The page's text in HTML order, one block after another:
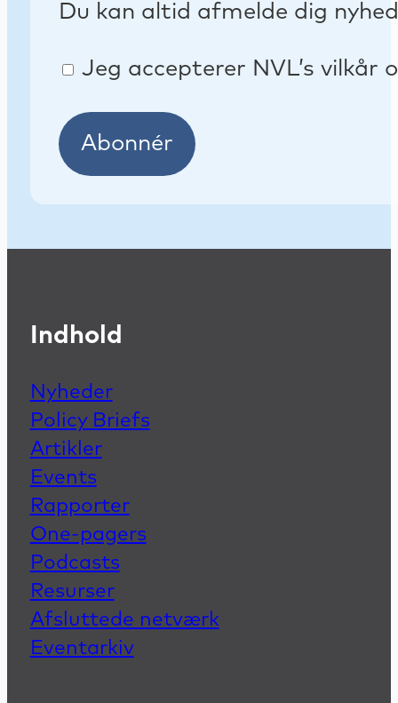
Du kan altid afmelde dig
Jeg accepterer NVL’s vilkår
Abonnér
Indhold
Nyheder
Policy Briefs
Artikler
Events
Rapporter
One-pagers
Podcasts
Resurser
Afsluttede netværk
Eventarkiv